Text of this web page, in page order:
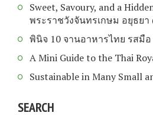
Sweet, Savoury, and a
พระราชวังจันทรเกษม อยุธยา
พินิจ 10 จานอาหารไทย รสมื
A Mini Guide to the Thai
Sustainable in Many Small
SEARCH